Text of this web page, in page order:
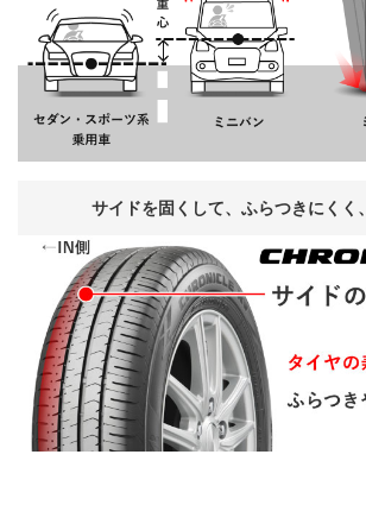
サイドを固くして、 ふらつきにくく、